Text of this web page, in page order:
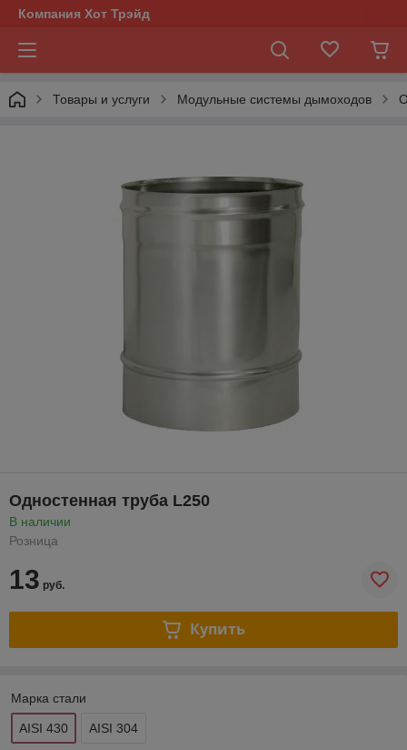
Компания Хот Трэйд
Товары и услуги Модульные системы дымоходов
Одностенная труба L250
В наличии
Розница
13 руб.
Купить
Марка стали
AISI 430 AISI 304